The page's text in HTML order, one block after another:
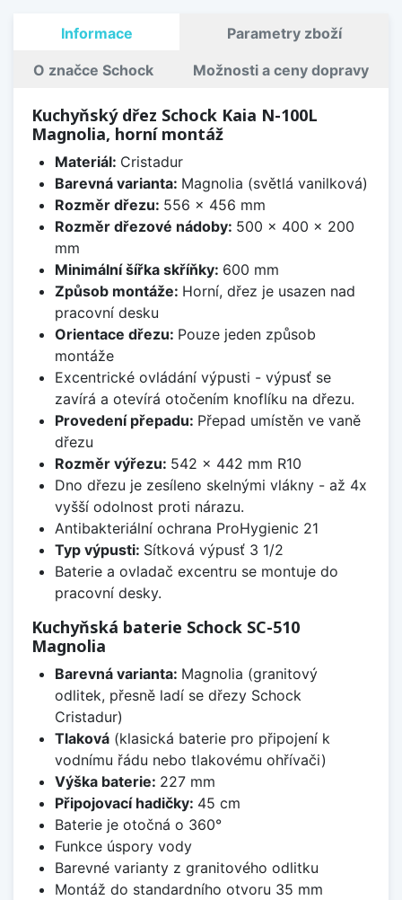
Informace Parametry zboží
O značce Schock Možnosti a ceny dopravy
Kuchyňský dřez Schock Kaia N-100L
Magnolia, horní montáž
Materiál: Cristadur
Barevná varianta: Magnolia (světlá vanilková)
Rozměr dřezu: 556 x 456 mm
Rozměr dřezové nádoby: 500 x 400 x 200
mm
Minimální šířka skříňky: 600 mm
Způsob montáže: Horní, dřez je usazen nad
pracovní desku
Orientace dřezu: Pouze jeden způsob
montáže
Excentrické ovládání výpusti - výpusť se
zavírá a otevírá otočením knoflíku na dřezu.
Provedení přepadu: Přepad umístěn ve vaně
dřezu
Rozměr výřezu: 542 x 442 mm R10
Dno dřezu je zesíleno skelnými vlákny - až 4x
vyšší odolnost proti nárazu.
Antibakteriální ochrana ProHygienic 21
Typ výpusti: Sítková výpusť 3 1/2
Baterie a ovladač excentru se montuje do
pracovní desky.
Kuchyňská baterie Schock SC-510
Magnolia
Barevná varianta: Magnolia (granitový
odlitek, přesně ladí se dřezy Schock
Cristadur)
Tlaková(klasická baterie pro připojení k
vodnímu řádu nebo tlakovému ohřívači)
Výška baterie: 227 mm
Připojovací hadičky: 45 cm
Baterie je otočná o 360°
Funkce úspory vody
Barevné varianty z granitového odlitku
Montáž do standardního otvoru 35 mm